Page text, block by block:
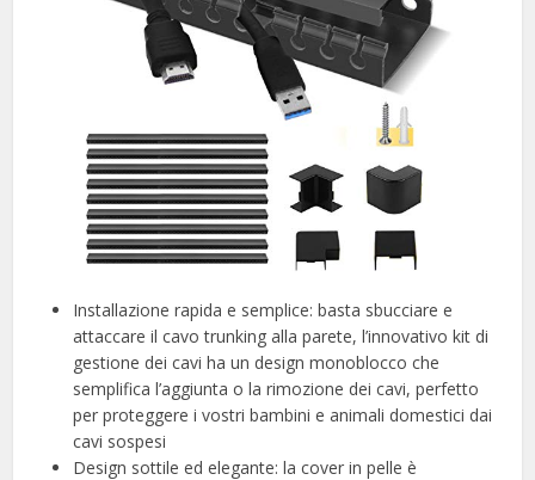
Installazione rapida e semplice: basta sbucciare e
attaccare il cavo trunking alla parete, l’innovativo kit di
gestione dei cavi ha un design monoblocco che
semplifica l’aggiunta o la rimozione dei cavi, perfetto
per proteggere i vostri bambini e animali domestici dai
cavi sospesi
Design sottile ed elegante: la cover in pelle è